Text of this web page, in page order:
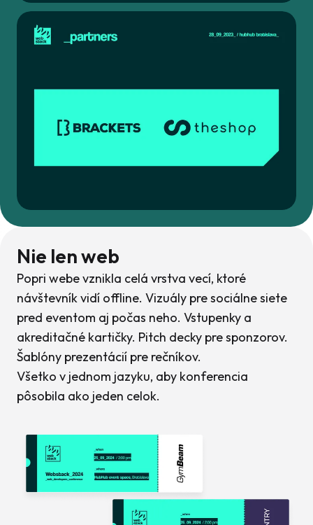
Nie len web
Popri webe vznikla celá vrstva vecí, ktoré
návštevník vidí offline. Vizuály pre sociálne siete
pred eventom aj počas neho. Vstupenky a
akreditačné kartičky. Pitch decky pre sponzorov.
Šablóny prezentácií pre rečníkov.
Všetko v jednom jazyku, aby konferencia
pôsobila ako jeden celok.